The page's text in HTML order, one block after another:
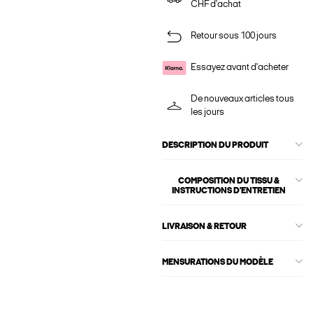
CHF d'achat
Retour sous 100 jours
Essayez avant d'acheter
De nouveaux articles tous
les jours
DESCRIPTION DU PRODUIT
COMPOSITION DU TISSU &
INSTRUCTIONS D'ENTRETIEN
LIVRAISON & RETOUR
MENSURATIONS DU MODÈLE